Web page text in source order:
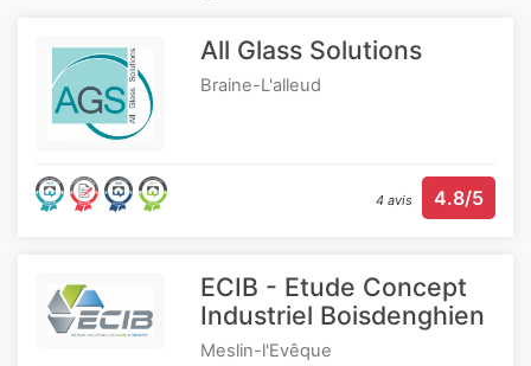
All Glass Solutions
Braine-L'alleud
4 avis 4.8/5
ECIB - Etude Concept
Industriel Boisdenghien
Meslin-l'Evêque